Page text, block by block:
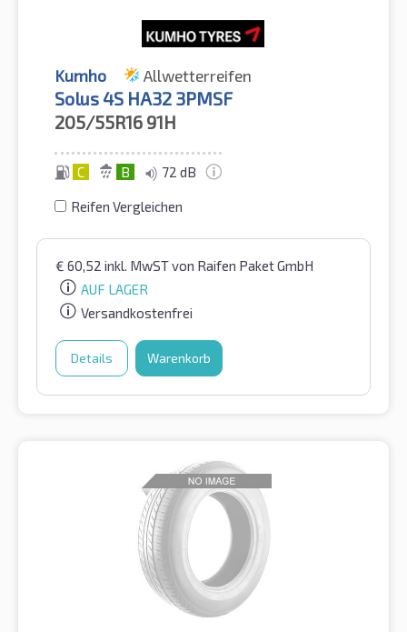
Kumho Allwetterreifen
Solus 4S HA32 3PMSF
205/55R16 91H
C B 72 dB
Reifen Vergleichen
€ 60,52 inkl. MwSTvon Raifen Paket GmbH
AUF LAGER
Versandkostenfrei
Details Warenkorb